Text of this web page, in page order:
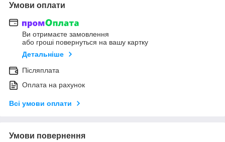
Умови оплати
Ви отримаєте замовлення
або гроші повернуться на вашу картку
Детальніше
Післяплата
Оплата на рахунок
Всі умови оплати
Умови повернення